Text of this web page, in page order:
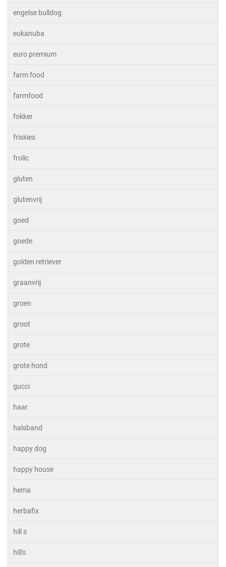
engelse bulldog
eukanuba
euro premium
farm food
farmfood
fokker
friskies
frolic
gluten
glutenvrij
goed
goede
golden retriever
graanvrij
groen
groot
grote
grote hond
gucci
haar
halsband
happy dog
happy house
hema
herbafix
hill s
hill's